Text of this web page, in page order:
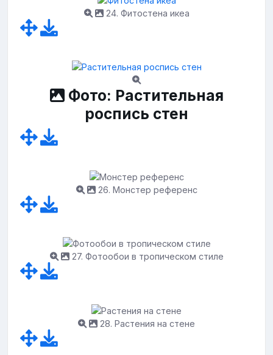
24. Фитостена икеа
Фото: Растительная
роспись стен
26. Монстер референс
27. Фотообои в тропическом стиле
28. Растения на стене